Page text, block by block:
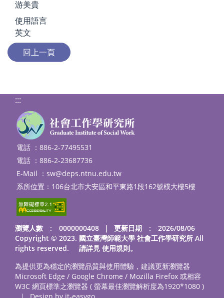
游美貴
使用語言
英文
:::
電話 ：886-2-77495531
電話 ：886-2-23687736
E-Mail ： sw@deps.ntnu.edu.tw
系所位置：106台北市大安區和平東路1段162號樸大樓5樓
瀏覽人數 : 0000000408 ｜
更新日期 : 2026/08/06
Copyright © 2023. 國立臺灣師範大學 社會工作學研究所 All
rights reserved. 請詳見 使用規則。
為提供更為穩定的瀏覽品質與使用體驗，建議更新瀏覽器
Microsoft Edge / Google Chrome / Mozilla Firefox 或相容
W3C 網頁標準之瀏覽器 ( 螢幕最佳瀏覽解析度為1920*1080 )